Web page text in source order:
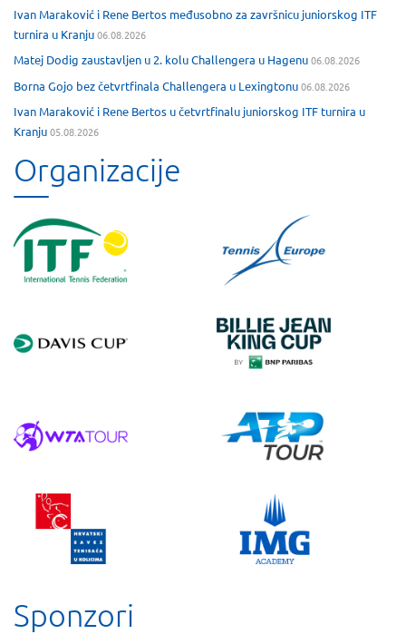
Ivan Maraković i Rene Bertos međusobno za završnicu juniorskog ITF
turnira u Kranju06.08.2026
Matej Dodig zaustavljen u 2. kolu Challengera u Hagenu06.08.2026
Borna Gojo bez četvrtfinala Challengera u Lexingtonu06.08.2026
Ivan Maraković i Rene Bertos u četvrtfinalu juniorskog ITF turnira u
Kranju05.08.2026
Organizacije
Sponzori